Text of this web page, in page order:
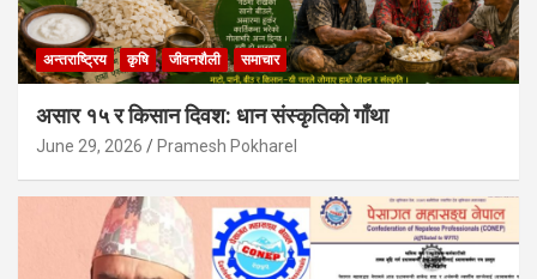
अन्तराष्ट्रिय कृषि जीवनशैली समाचार
असार १५ र किसान दिवश: धान संस्कृतिको गाँथा
June 29, 2026 Pramesh Pokharel